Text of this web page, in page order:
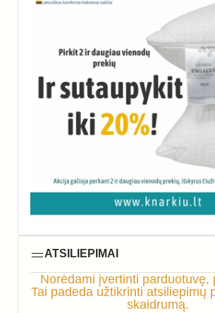
ATSILIEPIMAI
Norėdami įvertinti parduotuvę,
Tai padeda užtikrinti atsiliepimų
skaidrumą.